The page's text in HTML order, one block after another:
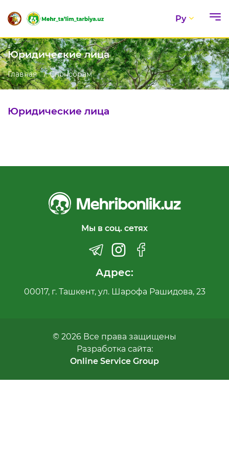
Ру
Юридические лица
Главная Спонсорам
Юридические лица
Мы в соц. сетях
Адрес:
00017, г. Ташкент, ул. Шарофа Рашидова, 23
© 2026 Все права защищены
Разработка сайта:
Online Service Group